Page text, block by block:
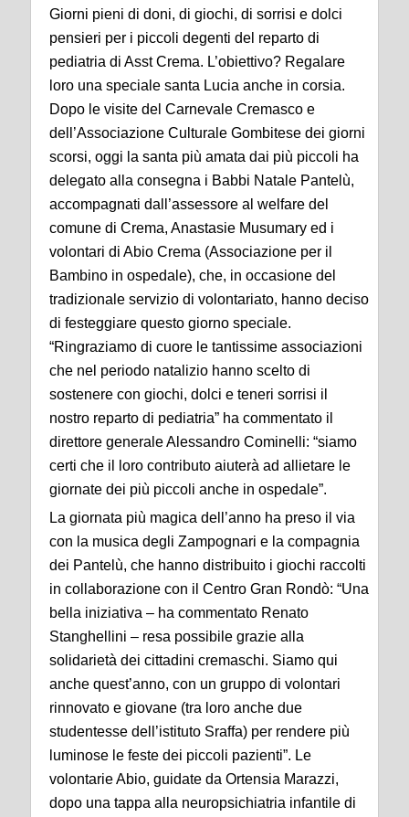
Giorni pieni di doni, di giochi, di sorrisi e dolci
pensieri per i piccoli degenti del reparto di
pediatria di Asst Crema. L’obiettivo? Regalare
loro una speciale santa Lucia anche in corsia.
Dopo le visite del Carnevale Cremasco e
dell’Associazione Culturale Gombitese dei giorni
scorsi, oggi la santa più amata dai più piccoli ha
delegato alla consegna i Babbi Natale Pantelù,
accompagnati dall’assessore al welfare del
comune di Crema, Anastasie Musumary ed i
volontari di Abio Crema (Associazione per il
Bambino in ospedale), che, in occasione del
tradizionale servizio di volontariato, hanno deciso
di festeggiare questo giorno speciale.
“Ringraziamo di cuore le tantissime associazioni
che nel periodo natalizio hanno scelto di
sostenere con giochi, dolci e teneri sorrisi il
nostro reparto di pediatria” ha commentato il
direttore generale Alessandro Cominelli: “siamo
certi che il loro contributo aiuterà ad allietare le
giornate dei più piccoli anche in ospedale”.
La giornata più magica dell’anno ha preso il via
con la musica degli Zampognari e la compagnia
dei Pantelù, che hanno distribuito i giochi raccolti
in collaborazione con il Centro Gran Rondò: “Una
bella iniziativa – ha commentato Renato
Stanghellini – resa possibile grazie alla
solidarietà dei cittadini cremaschi. Siamo qui
anche quest’anno, con un gruppo di volontari
rinnovato e giovane (tra loro anche due
studentesse dell’istituto Sraffa) per rendere più
luminose le feste dei piccoli pazienti”. Le
volontarie Abio, guidate da Ortensia Marazzi,
dopo una tappa alla neuropsichiatria infantile di